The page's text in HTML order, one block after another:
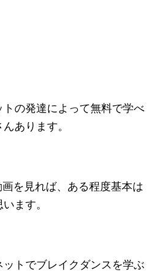
の発達によって無料で学べ
あります。
を見れば、ある程度基本は
ます。
トでブレイクダンスを学ぶ